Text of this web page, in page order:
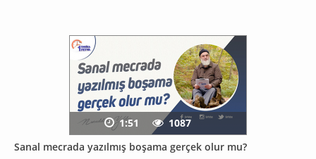
Sanal mecrada yazılmış boşama gerçek olur mu?
1:51 1087